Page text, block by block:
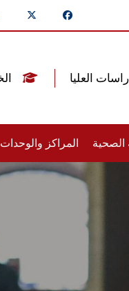
الصحية المراكز والوحدات